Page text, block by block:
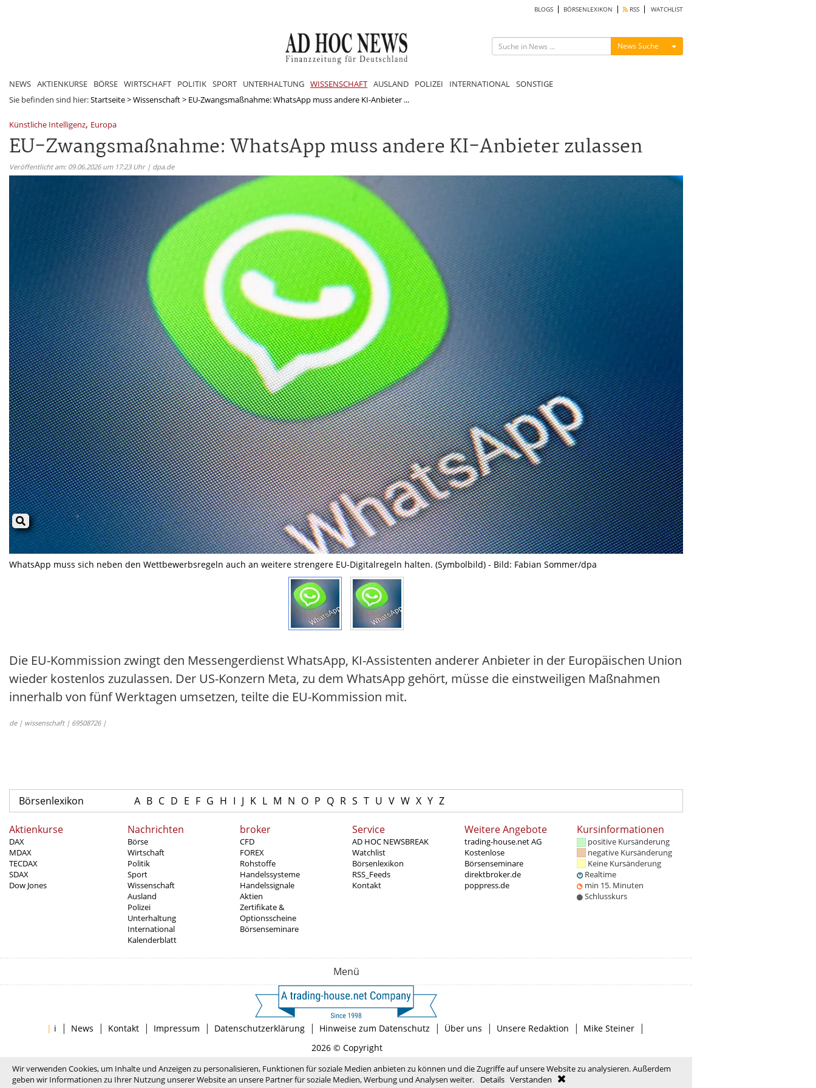
BLOGS BÖRSENLEXIKON RSS WATCHLIST
News Suche Menü ein-/ausblenden
NEWS AKTIENKURSE BÖRSE WIRTSCHAFT POLITIK SPORT UNTERHALTUNG WISSENSCHAFT AUSLAND POLIZEI INTERNATIONAL SONSTIGE
Sie befinden sind hier:Startseite>Wissenschaft> EU-Zwangsmaßnahme: WhatsApp muss andere KI-Anbieter ...
Künstliche Intelligenz, Europa
EU-Zwangsmaßnahme: WhatsApp muss andere KI-Anbieter zulassen
Veröffentlicht am: 09.06.2026 um 17:23 Uhr | dpa.de
WhatsApp muss sich neben den Wettbewerbsregeln auch an weitere strengere EU-Digitalregeln halten. (Symbolbild) - Bild: Fabian Sommer/dpa
Die EU-Kommission zwingt den Messengerdienst WhatsApp, KI-Assistenten anderer Anbieter in der Europäischen Union
wieder kostenlos zuzulassen. Der US-Konzern Meta, zu dem WhatsApp gehört, müsse die einstweiligen Maßnahmen
innerhalb von fünf Werktagen umsetzen, teilte die EU-Kommission mit.
de | wissenschaft | 69508726 |
Börsenlexikon A B C D E F G H I J K L M N O P Q R S T U V W X Y Z
Aktienkurse
DAX
MDAX
TECDAX
SDAX
Dow Jones
Nachrichten
Börse
Wirtschaft
Politik
Sport
Wissenschaft
Ausland
Polizei
Unterhaltung
International
Kalenderblatt
broker
CFD
FOREX
Rohstoffe
Handelssysteme
Handelssignale
Aktien
Zertifikate &
Optionsscheine
Börsenseminare
Service
AD HOC NEWSBREAK
Watchlist
Börsenlexikon
RSS_Feeds
Kontakt
Weitere Angebote
trading-house.net AG
Kostenlose
Börsenseminare
direktbroker.de
poppress.de
Kursinformationen
positive Kursänderung
negative Kursänderung
Keine Kursänderung
Realtime
min 15. Minuten
Schlusskurs
Menü
| i | News | Kontakt | Impressum | Datenschutzerklärung | Hinweise zum Datenschutz | Über uns | Unsere Redaktion | Mike Steiner |
2026 © Copyright
Wir verwenden Cookies, um Inhalte und Anzeigen zu personalisieren, Funktionen für soziale Medien anbieten zu können und die Zugriffe auf unsere Website zu analysieren. Außerdem
geben wir Informationen zu Ihrer Nutzung unserer Website an unsere Partner für soziale Medien, Werbung und Analysen weiter.
Details Verstanden